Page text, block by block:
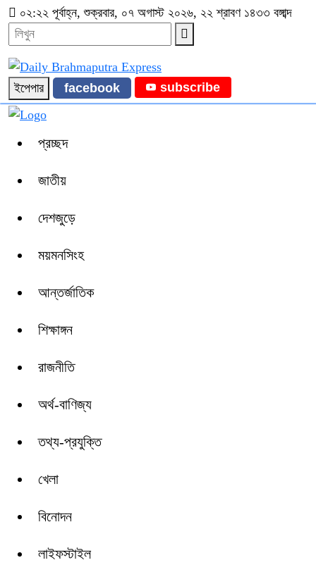
০২:২২ পূর্বাহ্ন, শুক্রবার, ০৭ অগাস্ট ২০২৬, ২২ শ্রাবণ ১৪৩৩ বঙ্গাব্দ
ইপেপার facebook subscribe
প্রচ্ছদ
জাতীয়
দেশজুড়ে
ময়মনসিংহ
আন্তর্জাতিক
শিক্ষাঙ্গন
রাজনীতি
অর্থ-বাণিজ্য
তথ্য-প্রযুক্তি
খেলা
বিনোদন
লাইফস্টাইল